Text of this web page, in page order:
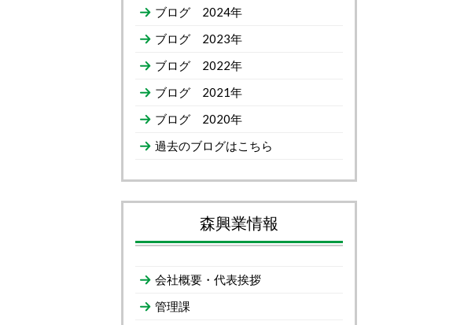
ブログ 2024年
ブログ 2023年
ブログ 2022年
ブログ 2021年
ブログ 2020年
過去のブログはこちら
森興業情報
会社概要・代表挨拶
管理課